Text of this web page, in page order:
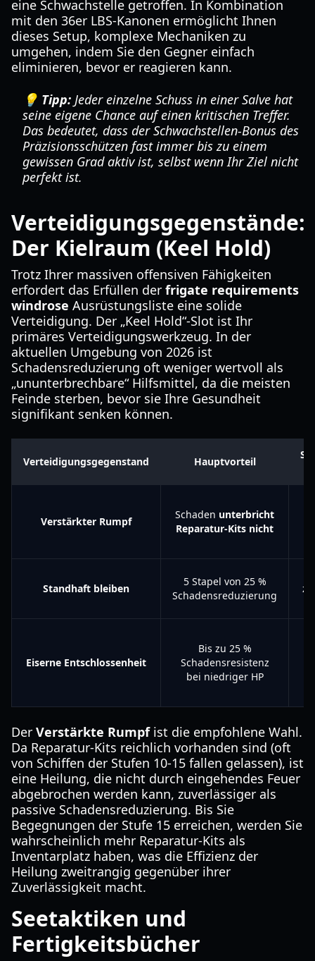
eine Schwachstelle getroffen. In Kombination
mit den 36er LBS-Kanonen ermöglicht Ihnen
dieses Setup, komplexe Mechaniken zu
umgehen, indem Sie den Gegner einfach
eliminieren, bevor er reagieren kann.
💡 Tipp: Jeder einzelne Schuss in einer Salve hat
seine eigene Chance auf einen kritischen Treffer.
Das bedeutet, dass der Schwachstellen-Bonus des
Präzisionsschützen fast immer bis zu einem
gewissen Grad aktiv ist, selbst wenn Ihr Ziel nicht
perfekt ist.
Verteidigungsgegenstände:
Der Kielraum (Keel Hold)
Trotz Ihrer massiven offensiven Fähigkeiten
erfordert das Erfüllen der frigate requirements
windrose Ausrüstungsliste eine solide
Verteidigung. Der „Keel Hold“-Slot ist Ihr
primäres Verteidigungswerkzeug. In der
aktuellen Umgebung von 2026 ist
Schadensreduzierung oft weniger wertvoll als
„ununterbrechbare“ Hilfsmittel, da die meisten
Feinde sterben, bevor sie Ihre Gesundheit
signifikant senken können.
Verteidigungsgegenstand Hauptvorteil
Verstärkter Rumpf
Schaden unterbricht
Reparatur-Kits nicht
Standhaft bleiben
5 Stapel von 25 %
Schadensreduzierung
Eiserne Entschlossenheit
Bis zu 25 %
Schadensresistenz
bei niedriger HP
Der Verstärkte Rumpfist die empfohlene Wahl.
Da Reparatur-Kits reichlich vorhanden sind (oft
von Schiffen der Stufen 10-15 fallen gelassen), ist
eine Heilung, die nicht durch eingehendes Feuer
abgebrochen werden kann, zuverlässiger als
passive Schadensreduzierung. Bis Sie
Begegnungen der Stufe 15 erreichen, werden Sie
wahrscheinlich mehr Reparatur-Kits als
Inventarplatz haben, was die Effizienz der
Heilung zweitrangig gegenüber ihrer
Zuverlässigkeit macht.
Seetaktiken und
Fertigkeitsbücher